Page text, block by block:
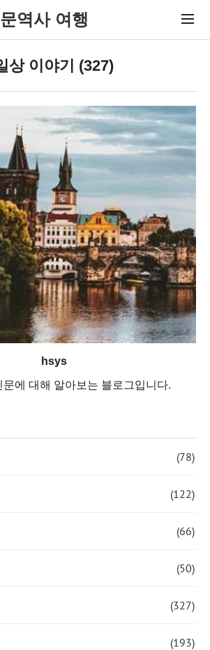
역사 여행
상 이야기 (327)
hsys
문에 대해 알아보는 블로그입니다.
(78)
(122)
(66)
(50)
(327)
(193)